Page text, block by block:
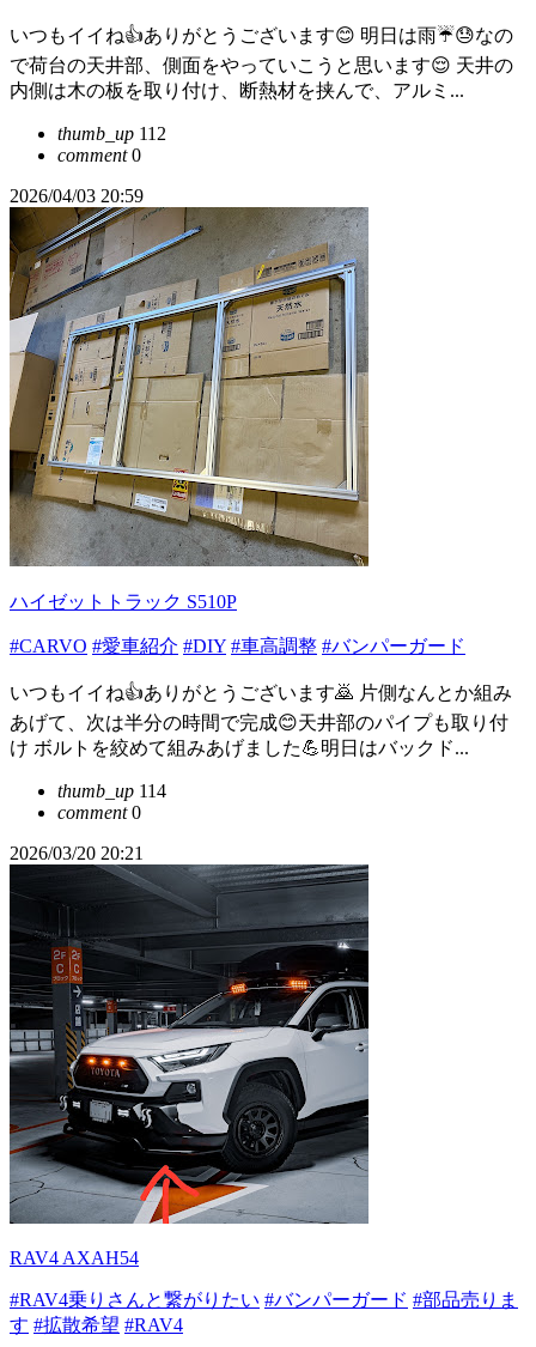
いつもイイね👍ありがとうございます😊 明日は雨☔😓なの
で荷台の天井部、側面をやっていこうと思います😌 天井の
内側は木の板を取り付け、断熱材を挟んで、アルミ...
thumb_up 112
comment0
2026/04/03 20:59
ハイゼットトラック S510P
#CARVO #愛車紹介 #DIY #車高調整 #バンパーガード
いつもイイね👍ありがとうございます🙇 片側なんとか組み
あげて、次は半分の時間で完成😊天井部のパイプも取り付
け ボルトを絞めて組みあげました💪明日はバックド...
thumb_up 114
comment0
2026/03/20 20:21
RAV4 AXAH54
#RAV4乗りさんと繋がりたい #バンパーガード #部品売りま
す #拡散希望 #RAV4